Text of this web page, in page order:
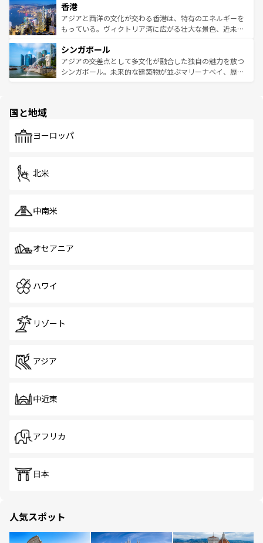
とつ。フォーやバインミー、ベトナムコーヒーなどは、ぜ
ひ現地で味わいたい。どの地域を訪れてもあたたかい人々
が旅行者を迎えてくれるので、きっと忘れられない旅にな
参照してほしい。
の活気が交差している。北部ではチェンマイなどの山岳地
帯で自然と触れ合い、南部ではプーケットやクラビの美し
いビーチでリゾート気分を楽しむことができる。タイ料理
激する。気候は一年中温暖で、どの季節にも異なる楽しみ
が待っている。親しみやすいタイの人々、仏教を中心とし
た文化、そして多様な観光資源が、訪れる旅人を魅了し続
香港
アジアと西洋の文化が交わる香港は、特有のエネルギーを
もっている。ヴィクトリア湾に広がる壮大な景色、近未来
み、どこを訪れても感動するはず。観光スポットが密集し
ており、効率よく見どころを回れるのも魅力。息をのむよ
うな絶景から文化的な体験まで、香港を存分に楽しみ尽く
シンガポール
アジアの交差点として多文化が融合した独自の魅力を放つ
シンガポール。未来的な建築物が並ぶマリーナベイ、歴史
で、ホーカーズは地元の風情を楽しめる外せないスポット
国と地域
ヨーロッパ
北米
中南米
オセアニア
ハワイ
リゾート
アジア
中近東
アフリカ
日本
人気スポット